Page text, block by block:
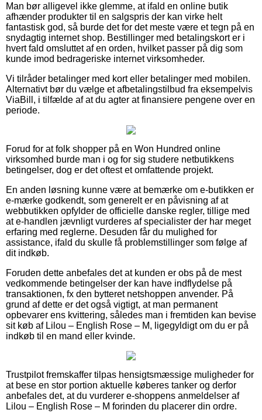
Man bør alligevel ikke glemme, at ifald en online butik
afhænder produkter til en salgspris der kan virke helt
fantastisk god, så burde det for det meste være et tegn på en
snydagtig internet shop. Bestillinger med betalingskort er i
hvert fald omsluttet af en orden, hvilket passer på dig som
kunde imod bedrageriske internet virksomheder.
Vi tilråder betalinger med kort eller betalinger med mobilen.
Alternativt bør du vælge et afbetalingstilbud fra eksempelvis
ViaBill, i tilfælde af at du agter at finansiere pengene over en
periode.
Forud for at folk shopper på en Won Hundred online
virksomhed burde man i og for sig studere netbutikkens
betingelser, dog er det oftest et omfattende projekt.
En anden løsning kunne være at bemærke om e-butikken er
e-mærke godkendt, som generelt er en påvisning af at
webbutikken opfylder de officielle danske regler, tillige med
at e-handlen jævnligt vurderes af specialister der har meget
erfaring med reglerne. Desuden får du mulighed for
assistance, ifald du skulle få problemstillinger som følge af
dit indkøb.
Foruden dette anbefales det at kunden er obs på de mest
vedkommende betingelser der kan have indflydelse på
transaktionen, fx den bytteret netshoppen anvender. På
grund af dette er det også vigtigt, at man permanent
opbevarer ens kvittering, således man i fremtiden kan bevise
sit køb af Lilou – English Rose – M, ligegyldigt om du er på
indkøb til en mand eller kvinde.
Trustpilot fremskaffer tilpas hensigtsmæssige muligheder for
at bese en stor portion aktuelle køberes tanker og derfor
anbefales det, at du vurderer e-shoppens anmeldelser af
Lilou – English Rose – M forinden du placerer din ordre.